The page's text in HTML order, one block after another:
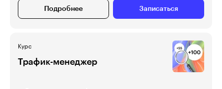
Подробнее Записаться
Курс
Трафик-менеджер